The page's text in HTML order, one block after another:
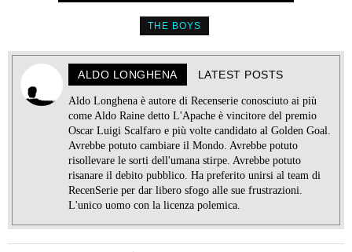
THE BOYS
ALDO LONGHENA LATEST POSTS
Aldo Longhena è autore di Recenserie conosciuto ai più
come Aldo Raine detto L'Apache è vincitore del premio
Oscar Luigi Scalfaro e più volte candidato al Golden Goal.
Avrebbe potuto cambiare il Mondo. Avrebbe potuto
risollevare le sorti dell'umana stirpe. Avrebbe potuto
risanare il debito pubblico. Ha preferito unirsi al team di
RecenSerie per dar libero sfogo alle sue frustrazioni.
L'unico uomo con la licenza polemica.